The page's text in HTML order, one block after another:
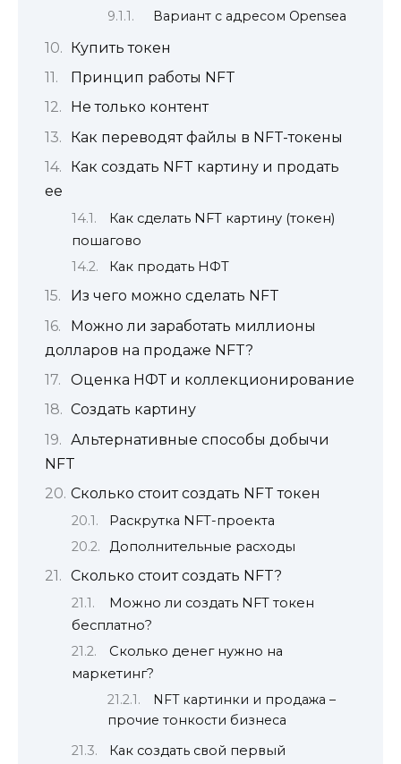
Вариант с адресом Opensea
Купить токен
Принцип работы NFT
Не только контент
Как переводят файлы в NFT-токены
Как создать NFT картину и продать
ее
Как сделать NFT картину (токен)
пошагово
Как продать НФТ
Из чего можно сделать NFT
Можно ли заработать миллионы
долларов на продаже NFT?
Оценка НФТ и коллекционирование
Создать картину
Альтернативные способы добычи
NFT
Сколько стоит создать NFT токен
Раскрутка NFT-проекта
Дополнительные расходы
Сколько стоит создать NFT?
Можно ли создать NFT токен
бесплатно?
Сколько денег нужно на
маркетинг?
NFT картинки и продажа –
прочие тонкости бизнеса
Как создать свой первый